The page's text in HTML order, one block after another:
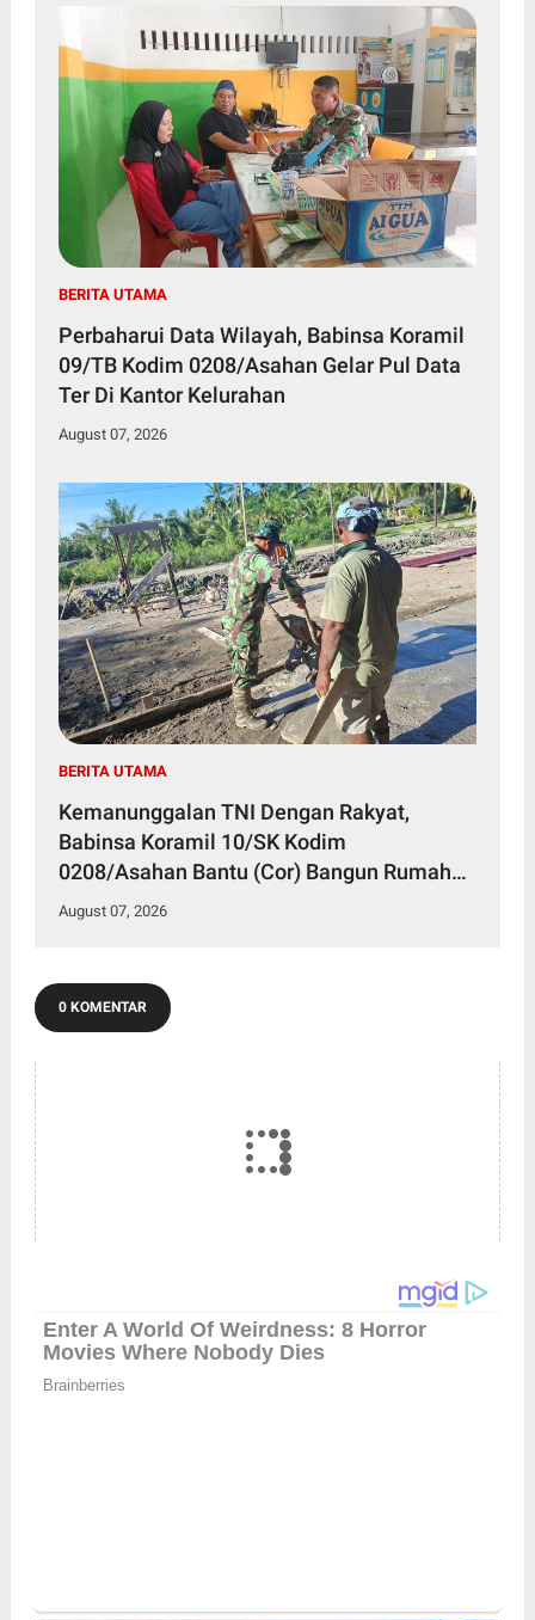
BERITA UTAMA
Perbaharui Data Wilayah, Babinsa Koramil
09/TB Kodim 0208/Asahan Gelar Pul Data
Ter Di Kantor Kelurahan
August 07, 2026
BERITA UTAMA
Kemanunggalan TNI Dengan Rakyat,
Babinsa Koramil 10/SK Kodim
0208/Asahan Bantu (Cor) Bangun Rumah
Warga
August 07, 2026
0 KOMENTAR